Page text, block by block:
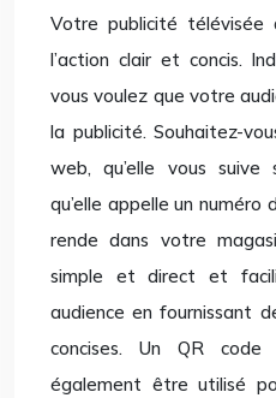
Votre publicité
l’action clair et concis.
vous voulez que votre
la publicité. Souhaitez-
web, qu’elle vous suive
qu’elle appelle un numéro
rende dans votre
simple et direct et
audience en fournissant
concises. Un QR
également être utilisé